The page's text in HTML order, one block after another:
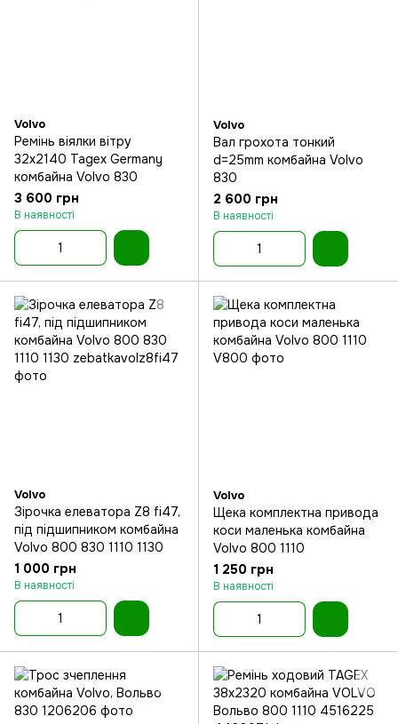
Volvo
Ремінь віялки вітру
32x2140 Tagex Germany
комбайна Volvo 830
3 600 грн
В наявності
Volvo
Вал грохота тонкий
d=25mm комбайна Volvo
830
2 600 грн
В наявності
Volvo
Зірочка елеватора Z8 fi47,
під підшипником комбайна
Volvo 800 830 1110 1130
1 000 грн
В наявності
Volvo
Щека комплектна привода
коси маленька комбайна
Volvo 800 1110
1 250 грн
В наявності